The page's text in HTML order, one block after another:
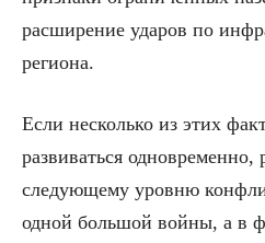
расширение ударов по
региона.
Если несколько из этих
развиваться
следующему уровню
одной большой войны, а в